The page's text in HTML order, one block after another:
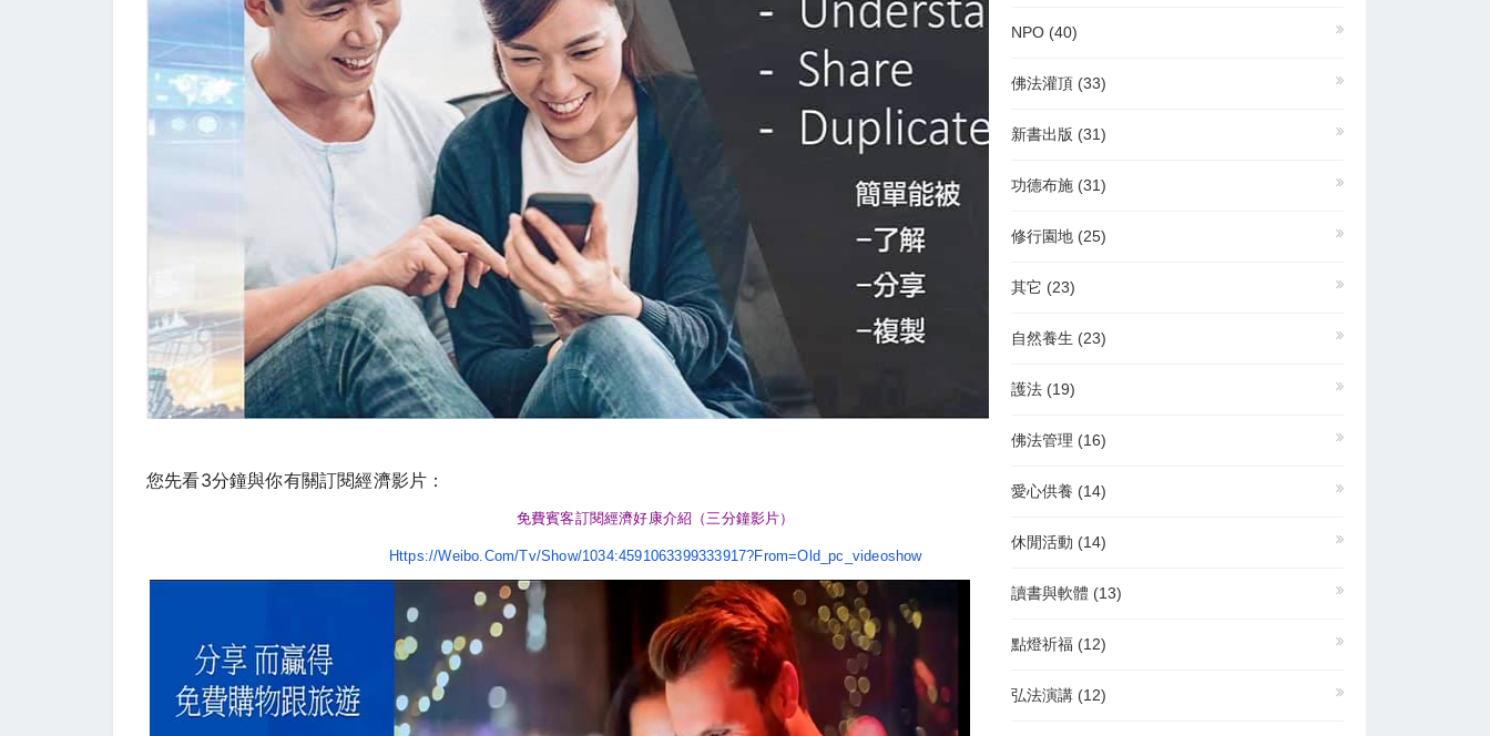
您先看3分鐘與你有關訂閱經濟影片：
免費賓客訂閱經濟好康介紹（三分鐘影片）
Https://weibo.com/tv/show/1034:4591063399333917?from=Old_pc_videoshow
NPO (40)
佛法灌頂 (33)
新書出版 (31)
功德布施 (31)
修行園地 (25)
其它 (23)
自然養生 (23)
護法 (19)
佛法管理 (16)
愛心供養 (14)
休閒活動 (14)
讀書與軟體 (13)
點燈祈福 (12)
弘法演講 (12)